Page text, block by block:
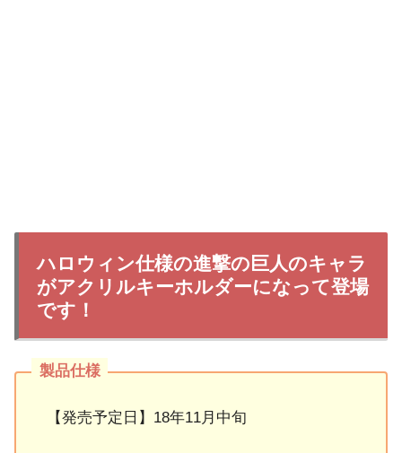
ハロウィン仕様の進撃の巨人のキャラ
がアクリルキーホルダーになって登場
です！
【発売予定日】18年11月中旬